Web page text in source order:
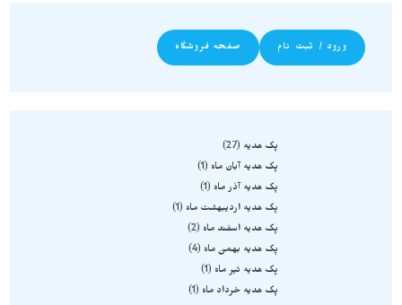
ورود / ثبت نام صفحه فروشگاه
پک هدیه
27
پک هدیه آبان ماه
1
پک هدیه آذر ماه
1
پک هدیه اردیبهشت ماه
1
پک هدیه اسفند ماه
2
پک هدیه بهمن ماه
4
پک هدیه تیر ماه
1
پک هدیه خرداد ماه
1